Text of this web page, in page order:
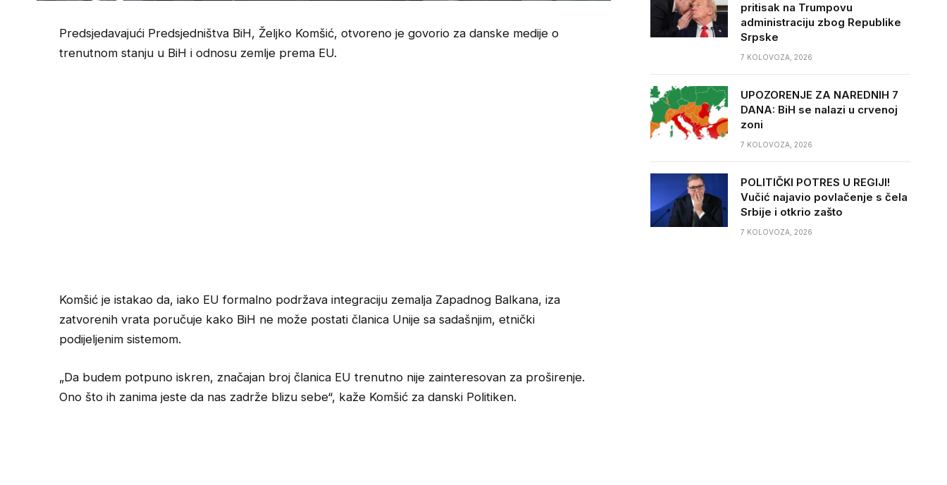
Predsjedavajući Predsjedništva BiH, Željko Komšić, otvoreno je govorio za danske medije o
trenutnom stanju u BiH i odnosu zemlje prema EU.
Komšić je istakao da, iako EU formalno podržava integraciju zemalja Zapadnog Balkana, iza
zatvorenih vrata poručuje kako BiH ne može postati članica Unije sa sadašnjim, etnički
podijeljenim sistemom.
„Da budem potpuno iskren, značajan broj članica EU trenutno nije zainteresovan za proširenje.
Ono što ih zanima jeste da nas zadrže blizu sebe“, kaže Komšić za danski Politiken.
pritisak na Trumpovu
administraciju zbog Republike
Srpske
7 KOLOVOZA, 2026
UPOZORENJE ZA NAREDNIH 7
DANA: BiH se nalazi u crvenoj
zoni
7 KOLOVOZA, 2026
POLITIČKI POTRES U REGIJI!
Vučić najavio povlačenje s čela
Srbije i otkrio zašto
7 KOLOVOZA, 2026